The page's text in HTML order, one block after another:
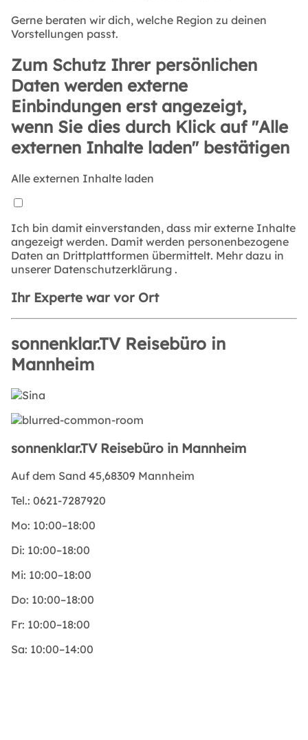
Gerne beraten wir dich, welche Region zu deinen
Vorstellungen passt.
Zum Schutz Ihrer persönlichen
Daten werden externe
Einbindungen erst angezeigt,
wenn Sie dies durch Klick auf "Alle
externen Inhalte laden" bestätigen
Alle externen Inhalte laden
Ich bin damit einverstanden, dass mir externe Inhalte
angezeigt werden. Damit werden personenbezogene
Daten an Drittplattformen übermittelt. Mehr dazu in
unserer Datenschutzerklärung .
Ihr Experte war vor Ort
sonnenklar.TV Reisebüro in
Mannheim
sonnenklar.TV Reisebüro in Mannheim
Auf dem Sand 45,68309 Mannheim
Tel.: 0621-7287920
Mo: 10:00–18:00
Di: 10:00–18:00
Mi: 10:00–18:00
Do: 10:00–18:00
Fr: 10:00–18:00
Sa: 10:00–14:00